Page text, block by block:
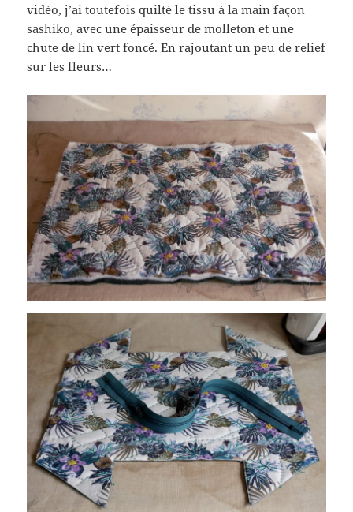
vidéo, j’ai toutefois quilté le tissu à la main façon
sashiko, avec une épaisseur de molleton et une
chute de lin vert foncé. En rajoutant un peu de relief
sur les fleurs…